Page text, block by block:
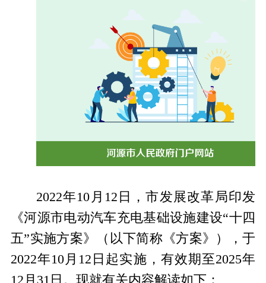
2022年10月12日，市发展改革局印发
《河源市电动汽车充电基础设施建设“十四
五”实施方案》（以下简称《方案》），于
2022年10月12日起实施，有效期至2025年
12月31日。现就有关内容解读如下：